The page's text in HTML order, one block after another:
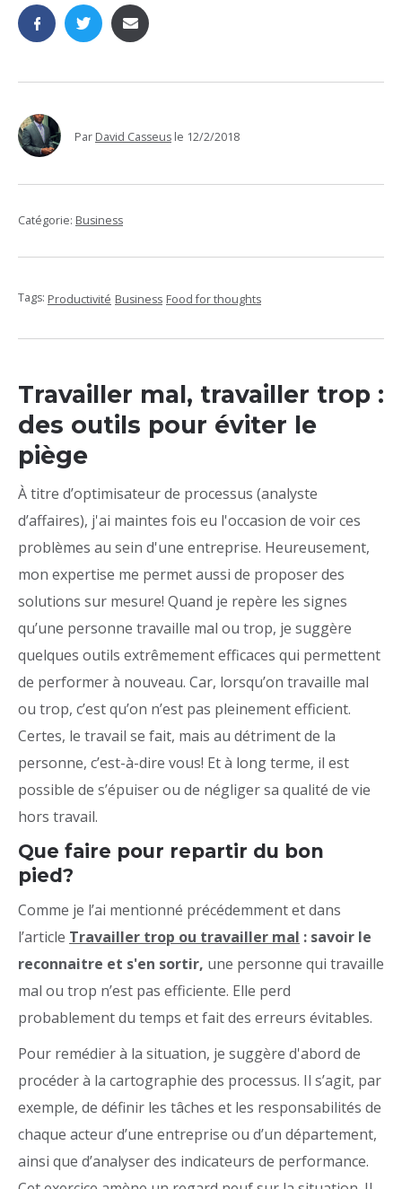
Par David Casseus le 12/2/2018
Catégorie: Business
Tags: Productivité Business Food for thoughts
Travailler mal, travailler trop :
des outils pour éviter le
piège
À titre d’optimisateur de processus (analyste
d’affaires), j'ai maintes fois eu l'occasion de voir ces
problèmes au sein d'une entreprise. Heureusement,
mon expertise me permet aussi de proposer des
solutions sur mesure! Quand je repère les signes
qu’une personne travaille mal ou trop, je suggère
quelques outils extrêmement efficaces qui permettent
de performer à nouveau. Car, lorsqu’on travaille mal
ou trop, c’est qu’on n’est pas pleinement efficient.
Certes, le travail se fait, mais au détriment de la
personne, c’est-à-dire vous! Et à long terme, il est
possible de s’épuiser ou de négliger sa qualité de vie
hors travail.
Que faire pour repartir du bon
pied?
Comme je l’ai mentionné précédemment et dans
l’article Travailler trop ou travailler mal : savoir le
reconnaitre et s'en sortir, une personne qui travaille
mal ou trop n’est pas efficiente. Elle perd
probablement du temps et fait des erreurs évitables.
Pour remédier à la situation, je suggère d'abord de
procéder à la cartographie des processus. Il s’agit, par
exemple, de définir les tâches et les responsabilités de
chaque acteur d’une entreprise ou d’un département,
ainsi que d’analyser des indicateurs de performance.